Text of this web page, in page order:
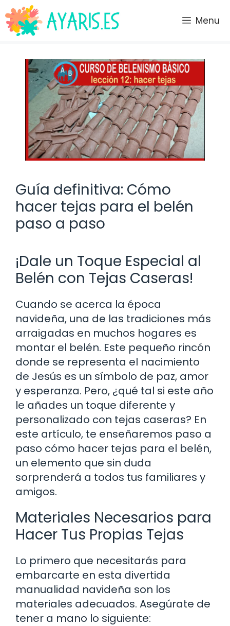
Saltar
al
contenido
Menu
Guía definitiva: Cómo
hacer tejas para el belén
paso a paso
¡Dale un Toque Especial al
Belén con Tejas Caseras!
Cuando se acerca la época
navideña, una de las tradiciones más
arraigadas en muchos hogares es
montar el belén. Este pequeño rincón
donde se representa el nacimiento
de Jesús es un símbolo de paz, amor
y esperanza. Pero, ¿qué tal si este año
le añades un toque diferente y
personalizado con tejas caseras? En
este artículo, te enseñaremos paso a
paso cómo hacer tejas para el belén,
un elemento que sin duda
sorprenderá a todos tus familiares y
amigos.
Materiales Necesarios para
Hacer Tus Propias Tejas
Lo primero que necesitarás para
embarcarte en esta divertida
manualidad navideña son los
materiales adecuados. Asegúrate de
tener a mano lo siguiente: